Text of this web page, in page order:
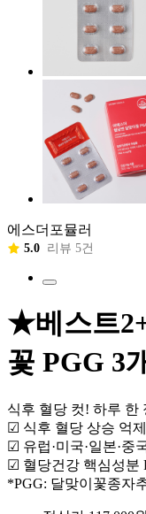
에스더포뮬러
5.0 리뷰 5건
★베스트
꽃 PGG 3
식후 혈당 컷! 하루 한
☑ 식후 혈당 상승 억
☑ 유럽·미국·일본·중
☑ 혈당건강 핵심성분
*PGG: 달맞이꽃종자